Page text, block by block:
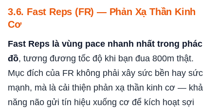
3.6. Fast Reps (FR) — Phản Xạ Thần Kinh
Cơ
Fast Reps là vùng pace nhanh nhất trong phác
đồ, tương đương tốc độ khi bạn đua 800m thật.
Mục đích của FR không phải xây sức bền hay sức
mạnh, mà là cải thiện phản xạ thần kinh cơ — khả
năng não gửi tín hiệu xuống cơ để kích hoạt sợi